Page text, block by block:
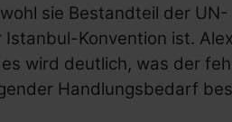
sie Bestandteil der UN-
Konvention ist.
wird deutlich, was der
Handlungsbedarf